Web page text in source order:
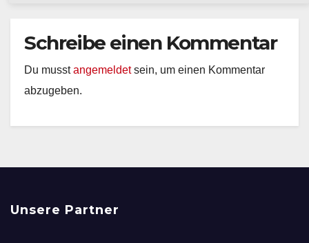
Schreibe einen Kommentar
Du musstangemeldetsein, um einen Kommentar
abzugeben.
Unsere Partner